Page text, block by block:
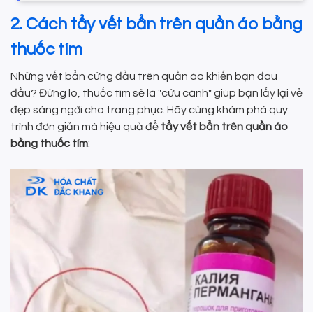
2. Cách tẩy vết bẩn trên quần áo bằng
thuốc tím
Những vết bẩn cứng đầu trên quần áo khiến bạn đau
đầu? Đừng lo, thuốc tím sẽ là "cứu cánh" giúp bạn lấy lại vẻ
đẹp sáng ngời cho trang phục. Hãy cùng khám phá quy
trình đơn giản mà hiệu quả để tẩy vết bẩn trên quần áo
bằng thuốc tím: